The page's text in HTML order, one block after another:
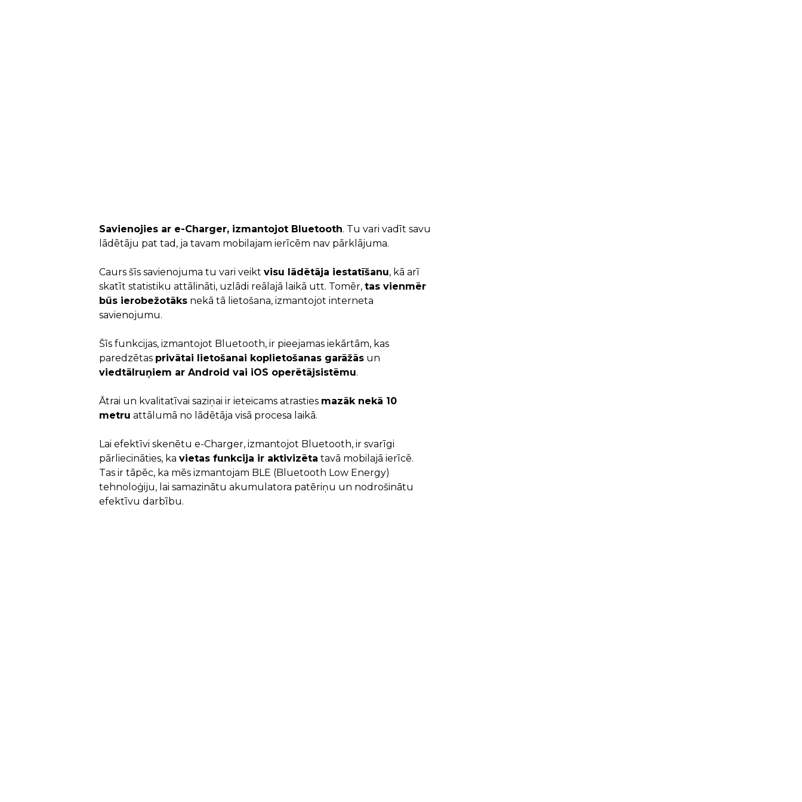
Savienojies ar e-Charger, izmantojot Bluetooth. Tu vari vadīt savu
lādētāju pat tad, ja tavam mobilajam ierīcēm nav pārklājuma.
Caurs šīs savienojuma tu vari veikt visu lādētāja iestatīšanu, kā arī
skatīt statistiku attālināti, uzlādi reālajā laikā utt. Tomēr, tas vienmēr
būs ierobežotāks nekā tā lietošana, izmantojot interneta
savienojumu.
Šīs funkcijas, izmantojot Bluetooth, ir pieejamas iekārtām, kas
paredzētas privātai lietošanai koplietošanas garāžās un
viedtālruņiem ar Android vai iOS operētājsistēmu.
Ātrai un kvalitatīvai saziņai ir ieteicams atrasties mazāk nekā 10
metru attālumā no lādētāja visā procesa laikā.
Lai efektīvi skenētu e-Charger, izmantojot Bluetooth, ir svarīgi
pārliecināties, ka vietas funkcija ir aktivizēta tavā mobilajā ierīcē.
Tas ir tāpēc, ka mēs izmantojam BLE (Bluetooth Low Energy)
tehnoloģiju, lai samazinātu akumulatora patēriņu un nodrošinātu
efektīvu darbību.